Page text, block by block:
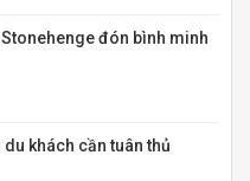
Stonehenge đón bình minh
khách cần tuân thủ